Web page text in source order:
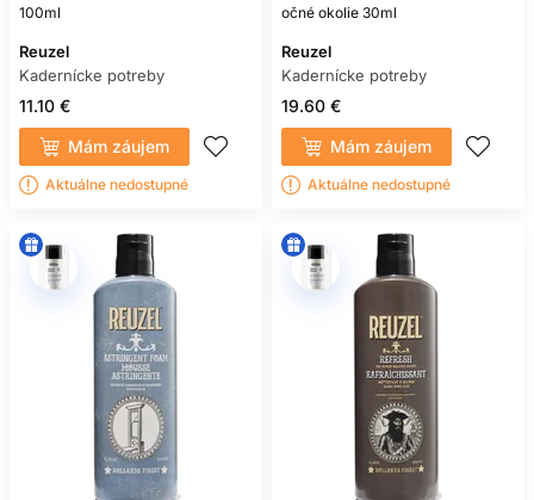
100ml
Reuzel
Kadernícke potreby
11.10 €
Mám záujem
Aktuálne nedostupné
očné okolie 30ml
Reuzel
Kadernícke potreby
19.60 €
Mám záujem
Aktuálne nedostupné